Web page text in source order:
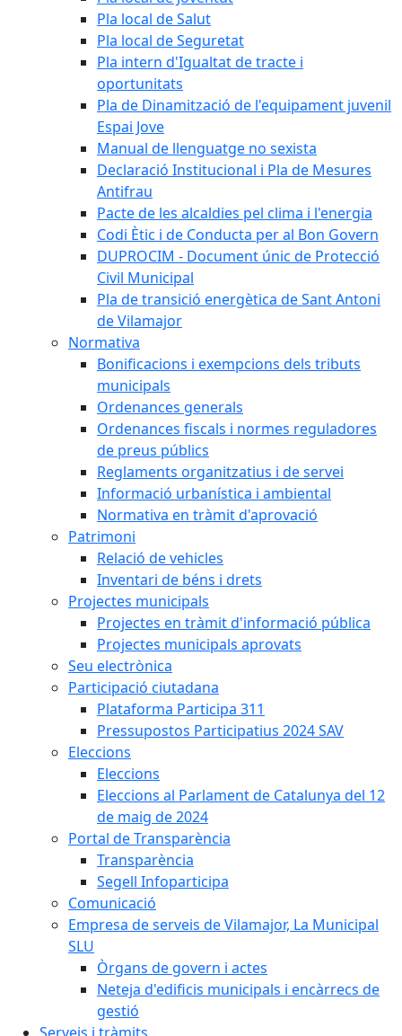
Pla local de Salut
Pla local de Seguretat
Pla intern d'Igualtat de tracte i
oportunitats
Pla de Dinamització de l'equipament juvenil
Espai Jove
Manual de llenguatge no sexista
Declaració Institucional i Pla de Mesures
Antifrau
Pacte de les alcaldies pel clima i l'energia
Codi Ètic i de Conducta per al Bon Govern
DUPROCIM - Document únic de Protecció
Civil Municipal
Pla de transició energètica de Sant Antoni
de Vilamajor
Normativa
Bonificacions i exempcions dels tributs
municipals
Ordenances generals
Ordenances fiscals i normes reguladores
de preus públics
Reglaments organitzatius i de servei
Informació urbanística i ambiental
Normativa en tràmit d'aprovació
Patrimoni
Relació de vehicles
Inventari de béns i drets
Projectes municipals
Projectes en tràmit d'informació pública
Projectes municipals aprovats
Seu electrònica
Participació ciutadana
Plataforma Participa 311
Pressupostos Participatius 2024 SAV
Eleccions
Eleccions
Eleccions al Parlament de Catalunya del 12
de maig de 2024
Portal de Transparència
Transparència
Segell Infoparticipa
Comunicació
Empresa de serveis de Vilamajor, La Municipal
SLU
Òrgans de govern i actes
Neteja d'edificis municipals i encàrrecs de
gestió